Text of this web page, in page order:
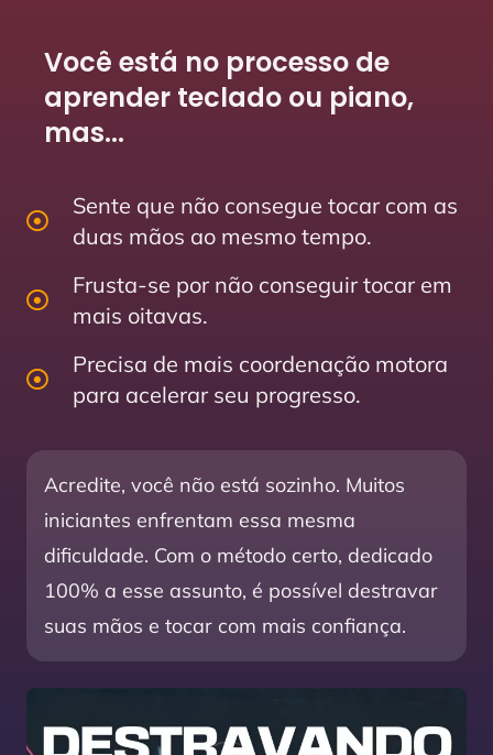
Você está no processo de
aprender teclado ou piano,
mas...
Sente que não consegue tocar com as
duas mãos ao mesmo tempo.
Frusta-se por não conseguir tocar em
mais oitavas.
Precisa de mais coordenação motora
para acelerar seu progresso.
Acredite, você não está sozinho. Muitos
iniciantes enfrentam essa mesma
dificuldade. Com o método certo, dedicado
100% a esse assunto, é possível destravar
suas mãos e tocar com mais confiança.